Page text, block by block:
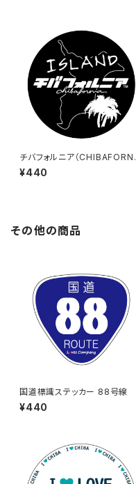
チバフォルニア（CHIBAFORNI
A）ステッカーD（Black）
¥440
その他の商品
国道標識ステッカー 88号線
¥440